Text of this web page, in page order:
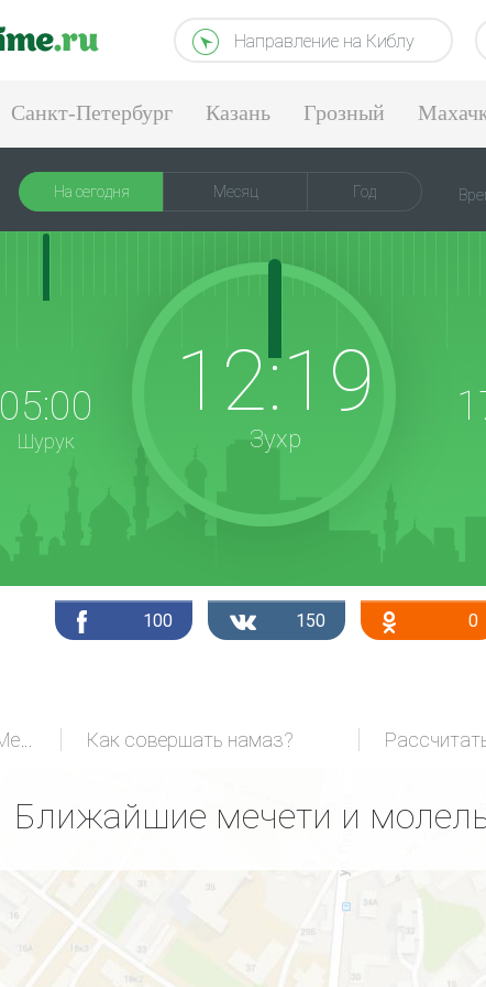
Направление на Киблу
Санкт-Петербург Казань Грозный
На сегодня Месяц Год
05:00
Шурук
12:19
Зухр
100 150 0
Он-лайн трансляция из Мекки Как совершать намаз?
Ближайшие мечети и